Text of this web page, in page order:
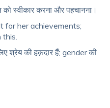
को स्वीकार करना और पहचानना।
for her achievements;
this.
की हक़दार हैं; gender की